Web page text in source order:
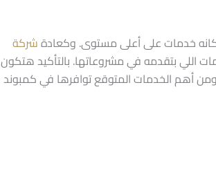
خدمات على أعلى مستوى. وكعادةشركة
بتقدمه في مشروعاتها. بالتأكيد هتكون
أهم الخدمات المتوقع توافرها في كمبوند